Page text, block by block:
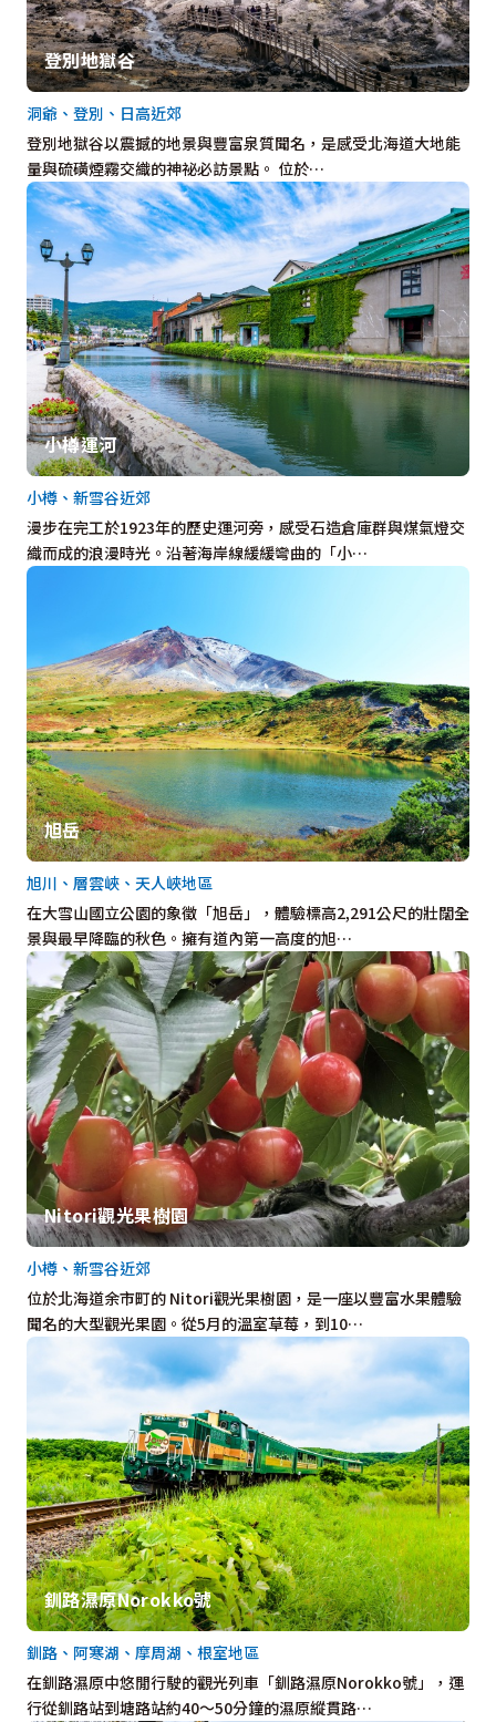
登別地獄谷
登別地獄谷以震撼的地景與豐富泉質聞名，是感受北海道大地能
量與硫磺煙霧交織的神祕必訪景點。 位於…
洞爺、登別、日高近郊
小樽運河
漫步在完工於1923年的歷史運河旁，感受石造倉庫群與煤氣燈交
織而成的浪漫時光。沿著海岸線緩緩彎曲的「小…
小樽、新雪谷近郊
旭岳
在大雪山國立公園的象徵「旭岳」，體驗標高2,291公尺的壯闊全
景與最早降臨的秋色。擁有道內第一高度的旭…
旭川、層雲峽、天人峽地區
Nitori觀光果樹園
位於北海道余市町的 Nitori觀光果樹園，是一座以豐富水果體驗
聞名的大型觀光果園。從5月的溫室草莓，到10…
小樽、新雪谷近郊
釧路濕原Norokko號
在釧路濕原中悠閒行駛的觀光列車「釧路濕原Norokko號」，運
行從釧路站到塘路站約40～50分鐘的濕原縱貫路…
釧路、阿寒湖、摩周湖、根室地區